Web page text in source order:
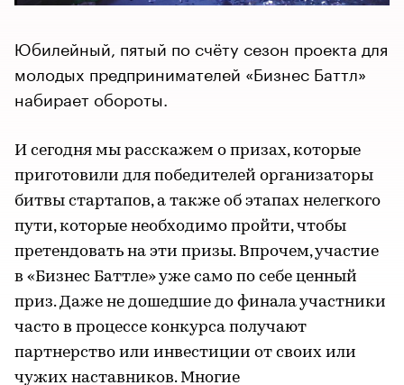
Юбилейный, пятый по счёту сезон проекта для
молодых предпринимателей «Бизнес Баттл»
набирает обороты.
И сегодня мы расскажем о призах, которые
приготовили для победителей организаторы
битвы стартапов, а также об этапах нелегкого
пути, которые необходимо пройти, чтобы
претендовать на эти призы. Впрочем, участие
в «Бизнес Баттле» уже само по себе ценный
приз. Даже не дошедшие до финала участники
часто в процессе конкурса получают
партнерство или инвестиции от своих или
чужих наставников. Многие